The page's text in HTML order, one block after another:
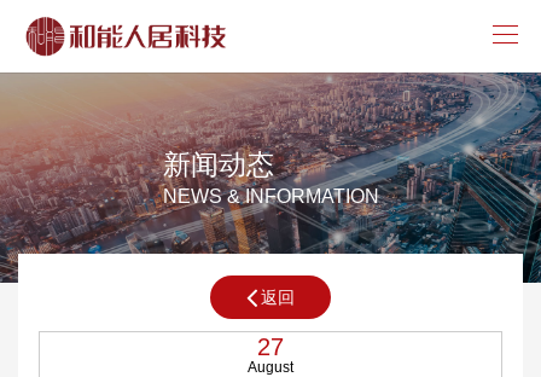
新闻动态
NEWS & INFORMATION
返回
27
August